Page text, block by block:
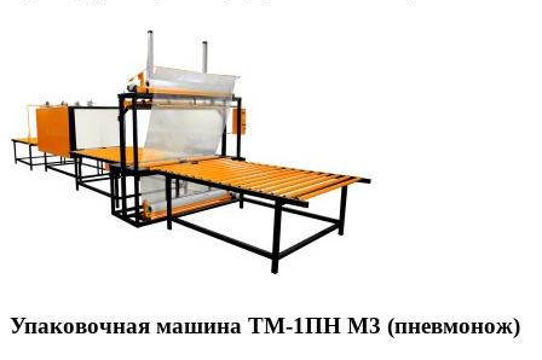
Упаковочная машина ТМ-1ПН М3 (пневмонож)